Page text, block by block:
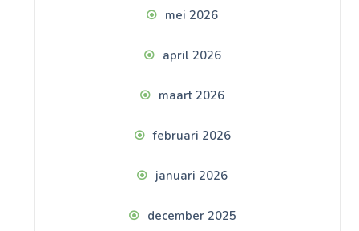
mei 2026
april 2026
maart 2026
februari 2026
januari 2026
december 2025